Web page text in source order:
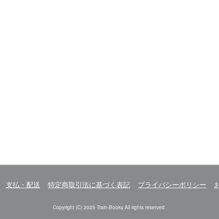
支払・配送 特定商取引法に基づく表記 プライバシーポリシー
Copyright (C) 2025 Train-Books All rights reserved.